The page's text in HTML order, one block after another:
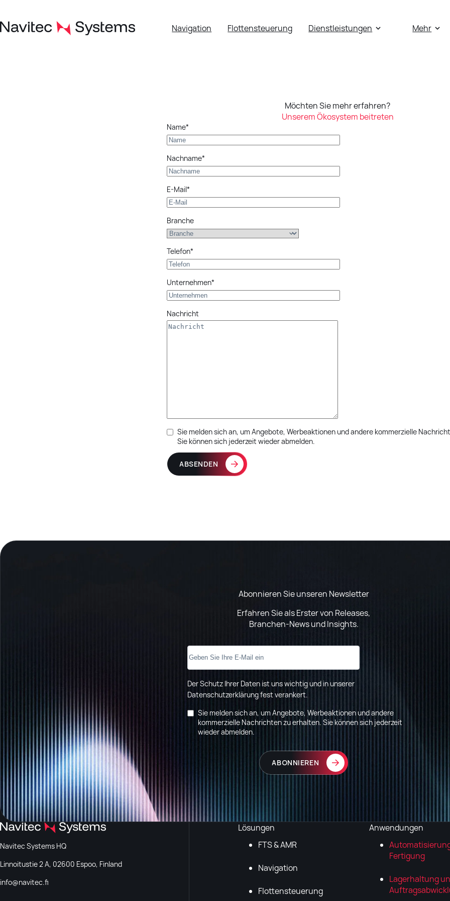
springen
Navigation Flottensteuerung Dienstleistungen Mehr
Möchten Sie mehr erfahren?
Unserem Ökosystem beitreten
Name*
Nachname*
E-Mail*
Branche
Telefon*
Unternehmen*
Nachricht
Sie melden sich an, um Angebote, Werbeaktionen und andere kommerzielle
Sie können sich jederzeit wieder abmelden.
Abonnieren Sie unseren Newsletter
Erfahren Sie als Erster von Releases,
Branchen-News und Insights.
Der Schutz Ihrer Daten ist uns wichtig und in unserer
Datenschutzerklärung fest verankert.
Sie melden sich an, um Angebote, Werbeaktionen und andere
kommerzielle Nachrichten zu erhalten. Sie können sich jederzeit
wieder abmelden.
Navitec Systems HQ
Linnoitustie 2 A, 02600 Espoo, Finland
info@navitec.fi
Lösungen
FTS & AMR
Navigation
Flottensteuerung
Anwendungen
Fertigung
Lagerhaltung